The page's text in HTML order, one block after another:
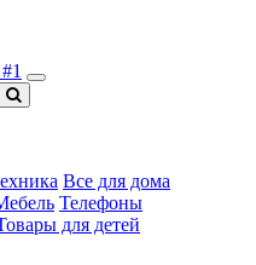
Все для дома
Телефоны
для детей